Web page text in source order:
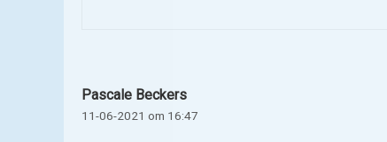
Pascale Beckers
11-06-2021 om 16:47